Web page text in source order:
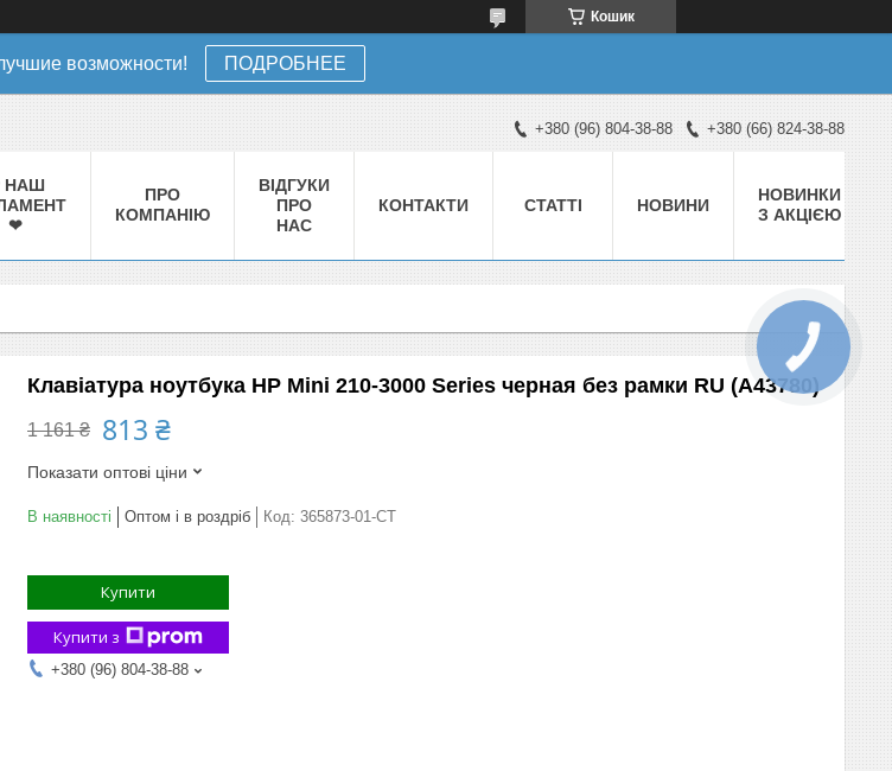
Кошик
возможности! ПОДРОБНЕЕ
+380 (96) 804-38-88 +380 (66) 824-38-88
НАШ
❤
ПРО
КОМПАНІЮ
ВІДГУКИ
ПРО
НАС
КОНТАКТИ СТАТТІ НОВИНИ
НОВИНКИ
З АКЦІЄЮ
Клавіатура ноутбука HP Mini 210-3000 Series черная без рамки RU (A43780)
1 161 ₴ 813 ₴
Показати оптові ціни
В наявності Оптом і в роздріб Код: 365873-01-СТ
Купити
Купити з
+380 (96) 804-38-88